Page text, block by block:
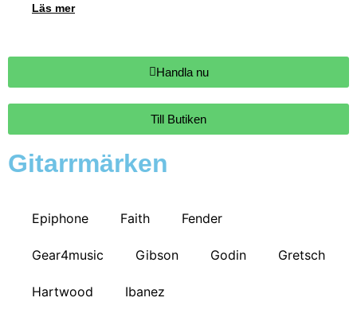
Läs mer
Handla nu
Till Butiken
Gitarrmärken
Epiphone Faith Fender
Gear4music Gibson Godin Gretsch
Hartwood Ibanez